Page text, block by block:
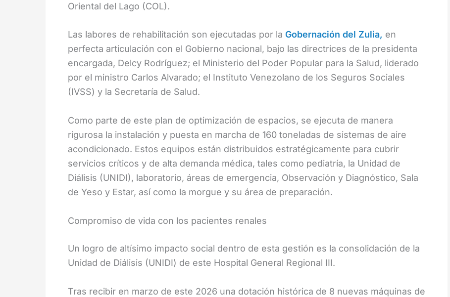
Oriental del Lago (COL).
Las labores de rehabilitación son ejecutadas por la Gobernación del Zulia, en
perfecta articulación con el Gobierno nacional, bajo las directrices de la presidenta
encargada, Delcy Rodríguez; el Ministerio del Poder Popular para la Salud, liderado
por el ministro Carlos Alvarado; el Instituto Venezolano de los Seguros Sociales
(IVSS) y la Secretaría de Salud.
Como parte de este plan de optimización de espacios, se ejecuta de manera
rigurosa la instalación y puesta en marcha de 160 toneladas de sistemas de aire
acondicionado. Estos equipos están distribuidos estratégicamente para cubrir
servicios críticos y de alta demanda médica, tales como pediatría, la Unidad de
Diálisis (UNIDI), laboratorio, áreas de emergencia, Observación y Diagnóstico, Sala
de Yeso y Estar, así como la morgue y su área de preparación.
Compromiso de vida con los pacientes renales
Un logro de altísimo impacto social dentro de esta gestión es la consolidación de la
Unidad de Diálisis (UNIDI) de este Hospital General Regional III.
Tras recibir en marzo de este 2026 una dotación histórica de 8 nuevas máquinas de